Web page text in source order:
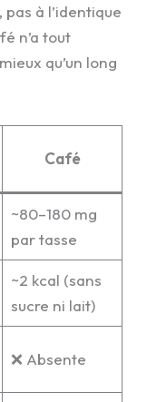
à l’identique
n’a tout
qu’un long
Café
~80–180 mg
par tasse
~2 kcal (sans
sucre ni lait)
❌ Absente